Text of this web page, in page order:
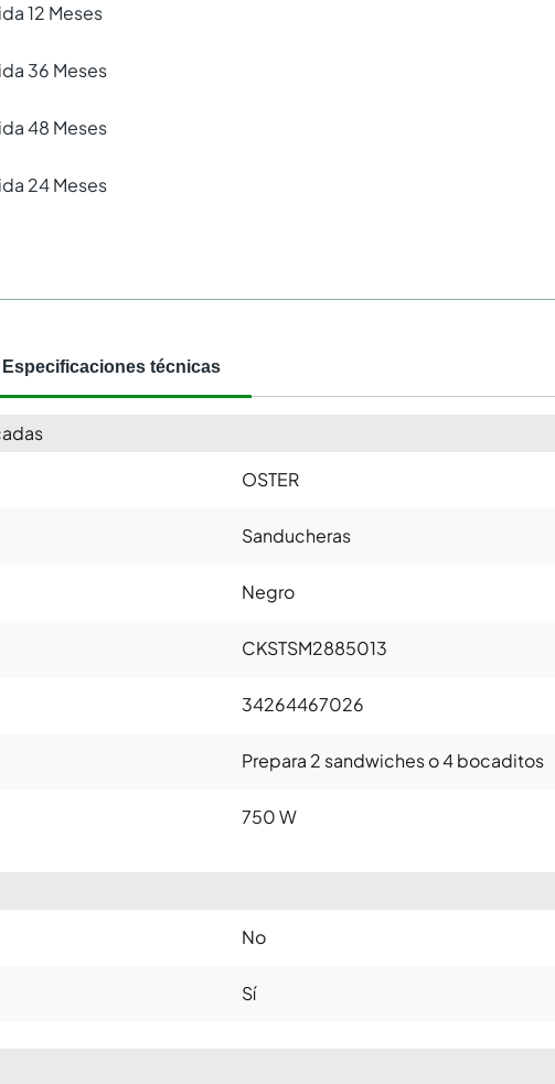
12 Meses
36 Meses
48 Meses
24 Meses
Especificaciones técnicas
OSTER
Sanducheras
Negro
CKSTSM2885013
34264467026
Prepara 2 sandwiches o 4 bocaditos
750 W
No
Sí